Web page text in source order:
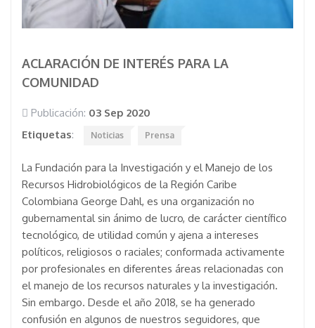
ACLARACIÓN DE INTERÉS PARA LA
COMUNIDAD
Publicación: 03 Sep 2020
Etiquetas: Noticias Prensa
La Fundación para la Investigación y el Manejo de los
Recursos Hidrobiológicos de la Región Caribe
Colombiana George Dahl, es una organización no
gubernamental sin ánimo de lucro, de carácter científico
tecnológico, de utilidad común y ajena a intereses
políticos, religiosos o raciales; conformada activamente
por profesionales en diferentes áreas relacionadas con
el manejo de los recursos naturales y la investigación.
Sin embargo. Desde el año 2018, se ha generado
confusión en algunos de nuestros seguidores, que